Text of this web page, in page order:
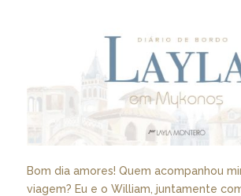
Bom dia amores! Quem acompanhou
viagem? Eu e o William, juntamente